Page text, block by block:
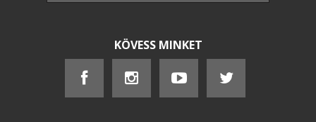
KÖVESS MINKET